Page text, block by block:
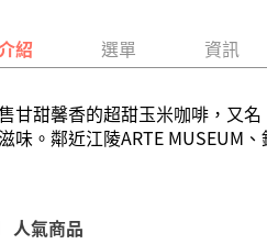
紹 選單 資訊
甘甜馨香的超甜玉米咖啡，又
味。鄰近江陵ARTE MUSEUM
人氣商品